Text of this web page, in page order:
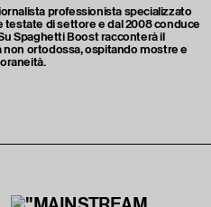
professionista specializzato
testate di settore e dal 2008 conduce
Spaghetti Boost racconterà il
ortodossa, ospitando mostre e